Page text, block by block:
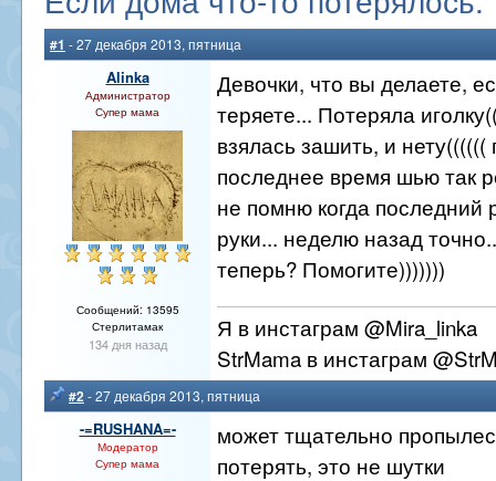
#1 - 27 декабря 2013, пятница
Alinka
Администратор
Супер мама
Сообщений: 13595
Стерлитамак
134 дня назад
Девочки, что вы делаете,
теряете... Потеряла
взялась зашить, и
последнее время шью так
не помню когда последний
руки... неделю назад
теперь? Помогите)))))))
Я в инстаграм @Mira_linka
StrMama в инстаграм
#2 - 27 декабря 2013, пятница
-=RUSHANA=-
Модератор
Супер мама
может тщательно
потерять, это не шутки